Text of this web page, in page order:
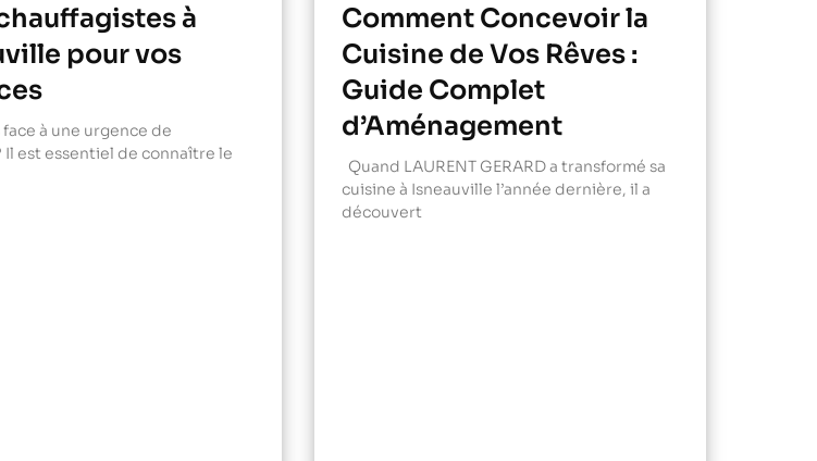
à
pour vos
à une urgence de
Il est essentiel de connaître le
Comment Concevoir la
Cuisine de Vos Rêves :
Guide Complet
d’Aménagement
Quand LAURENT GERARD a transformé sa
cuisine à Isneauville l’année dernière, il a
découvert